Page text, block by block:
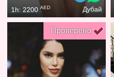
1h: 2200 AED Дубай
Проверено